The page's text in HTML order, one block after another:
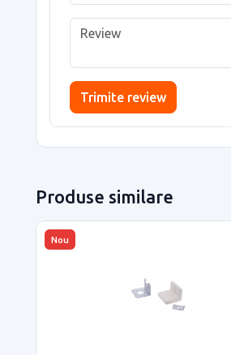
Trimite review
Produse similare
Nou